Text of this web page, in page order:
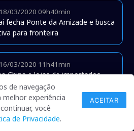
18/03/2020 09h40min
fecha Ponte da Amizade e busca
para fronteira
16/03/2020 11h41min
China e lojas de importados
tempo indeterminado na
08/03/2020 23h00min
de navegação
experiência
você
de Privacidade.
ACEITAR